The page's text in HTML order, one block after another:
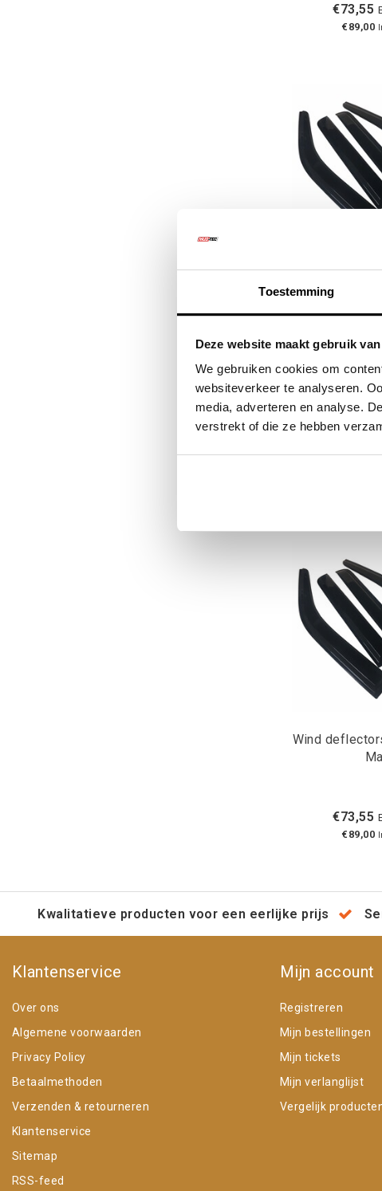
Toestemming
Deze website maakt gebruik
We gebruiken cookies om
websiteverkeer te analyseren.
media, adverteren en analyse.
verstrekt of die ze hebben
€73,55
€89,00
€89,00
Wind
€73,55
€89,00
Kwalitatieve producten voor een eerlijke prijs
Klantenservice
Over ons
Algemene voorwaarden
Privacy Policy
Betaalmethoden
Verzenden & retourneren
Klantenservice
Sitemap
RSS-feed
Mijn account
Registreren
Mijn bestellingen
Mijn tickets
Mijn verlanglijst
Vergelijk